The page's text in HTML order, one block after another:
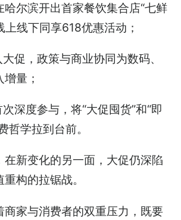
尔滨开出首家餐饮集合店“七鲜
上线下同享618优惠活动；
促，政策与商业协同为数码、
量；
深度参与，将“大促囤货”和“即
哲学拉到台前。
在新变化的另一面，大促仍深陷
构的拉锯战。
商家与消费者的双重压力，既要